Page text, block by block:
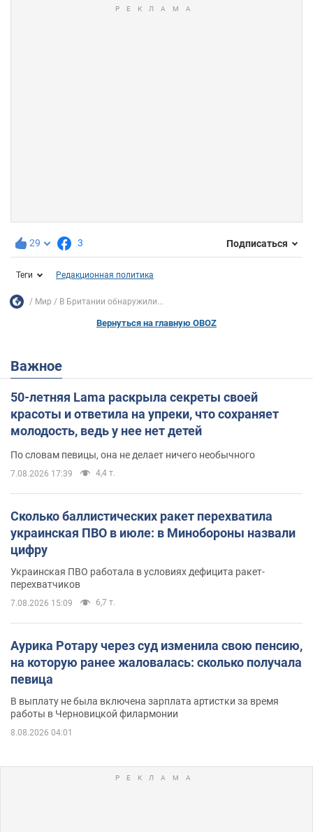
29 3 Подписаться
Теги Редакционная политика
Мир В Британии обнаружили...
Вернуться на главную OBOZ
Важное
50-летняя Lama раскрыла секреты своей
красоты и ответила на упреки, что сохраняет
молодость, ведь у нее нет детей
По словам певицы, она не делает ничего необычного
7.08.2026 17:39 4,4 т.
Сколько баллистических ракет перехватила
украинская ПВО в июле: в Минобороны назвали
цифру
Украинская ПВО работала в условиях дефицита ракет-
перехватчиков
7.08.2026 15:09 6,7 т.
Аурика Ротару через суд изменила свою пенсию,
на которую ранее жаловалась: сколько получала
певица
В выплату не была включена зарплата артистки за время
работы в Черновицкой филармонии
8.08.2026 04:01